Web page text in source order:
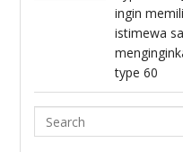
ingin
istimewa
type 60
Search